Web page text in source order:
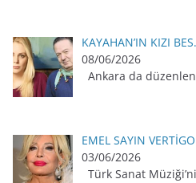
KAYAHAN’IN KIZI
08/06/2026
Ankara da
EMEL SAYIN
03/06/2026
Türk Sanat